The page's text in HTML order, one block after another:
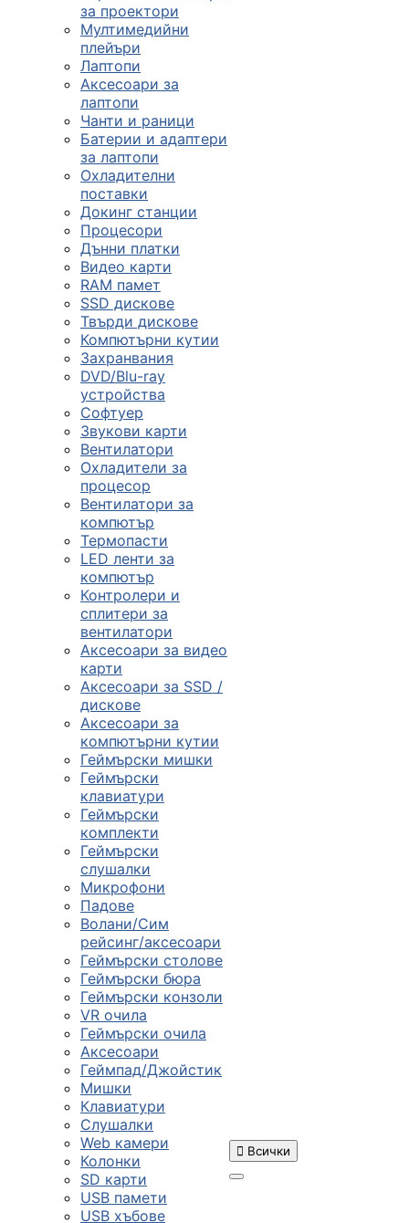
за проектори
Мултимедийни
плейъри
Лаптопи
Аксесоари за
лаптопи
Чанти и раници
Батерии и адаптери
за лаптопи
Охладителни
поставки
Докинг станции
Процесори
Дънни платки
Видео карти
RAM памет
SSD дискове
Твърди дискове
Компютърни кутии
Захранвания
DVD/Blu-ray
устройства
Софтуер
Звукови карти
Вентилатори
Охладители за
процесор
Вентилатори за
компютър
Термопасти
LED ленти за
компютър
Контролери и
сплитери за
вентилатори
Аксесоари за видео
карти
Аксесоари за SSD /
дискове
Аксесоари за
компютърни кутии
Геймърски мишки
Геймърски
клавиатури
Геймърски
комплекти
Геймърски
слушалки
Микрофони
Падове
Волани/Сим
рейсинг/аксесоари
Геймърски столове
Геймърски бюра
Геймърски конзоли
VR очила
Геймърски очила
Аксесоари
Геймпад/Джойстик
Мишки
Клавиатури
Слушалки
Web камери
Колонки
SD карти
USB памети
USB хъбове
 Всички